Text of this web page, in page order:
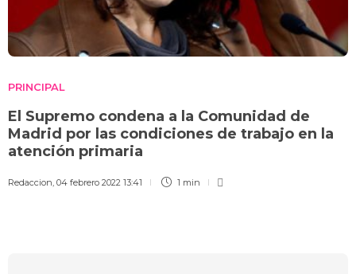
PRINCIPAL
El Supremo condena a la Comunidad de
Madrid por las condiciones de trabajo en la
atención primaria
Redaccion, 04 febrero 2022 13:41 1 min